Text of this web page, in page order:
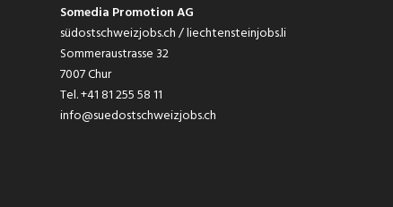
Somedia Promotion AG
südostschweizjobs.ch / liechtensteinjobs.li
Sommeraustrasse 32
7007 Chur
Tel.+41 81 255 58 11
info@suedostschweizjobs.ch